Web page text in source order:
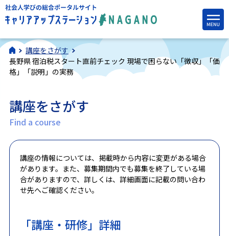
講座をさがす
長野県 宿泊税スタート直前チェック 現場で困らない「徴収」「価
格」「説明」の実務
講座をさがす
Find a course
講座の情報については、掲載時から内容に変更がある場合
があります。また、募集期間内でも募集を終了している場
合がありますので、詳しくは、詳細画面に記載の問い合わ
せ先へご確認ください。
「講座・研修」詳細